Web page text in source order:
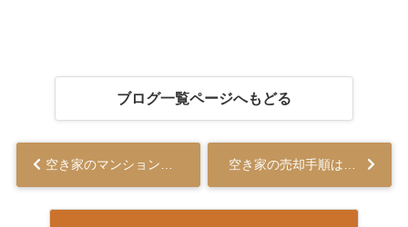
ブログ一覧ページへもどる